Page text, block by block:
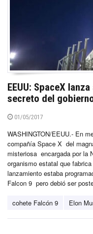
EEUU: SpaceX
secreto del gobierno
01/05/2017
WASHINGTON/EEUU.- En
compañía Space X del
misteriosa encargada por la
organismo estatal que
lanzamiento estaba
Falcon 9 pero debió ser
cohete Falcón 9 Elon